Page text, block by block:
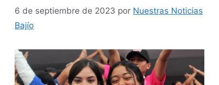
6 de septiembre de 2023 por Nuestras Noticias
Bajío